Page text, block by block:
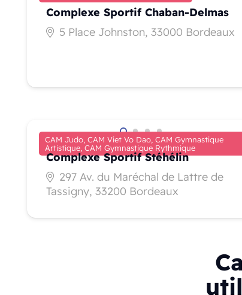
Complexe Sportif Chaban‑Delmas
5 Place Johnston, 33000 Bordeaux
CAM Judo, CAM Viet Vo Dao, CAM Gymnastique
Artistique, CAM Gymnastique Rythmique
Complexe Sportif Stéhélin
297 Av. du Maréchal de Lattre de
Tassigny, 33200 Bordeaux